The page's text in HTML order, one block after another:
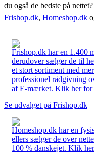
du også de bedste på
Frishop.dk, Homeshop.dk
Frishop.dk har en 1.400
derudover sælger de til
et stort sortiment med
professionel rådgivning
af E-mærket. Klik her for
Se udvalget på Frishop.dk
Homeshop.dk har en
ellers sælger de over
100 % danskejet. Klik